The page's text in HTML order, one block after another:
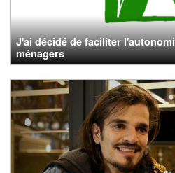
J'ai décidé de faciliter
ménagers